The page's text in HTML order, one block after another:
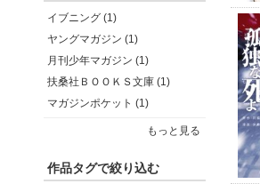
イブニング (1)
ヤングマガジン (1)
月刊少年マガジン (1)
扶桑社ＢＯＯＫＳ文庫 (1)
マガジンポケット (1)
もっと見る
作品タグで絞り込む